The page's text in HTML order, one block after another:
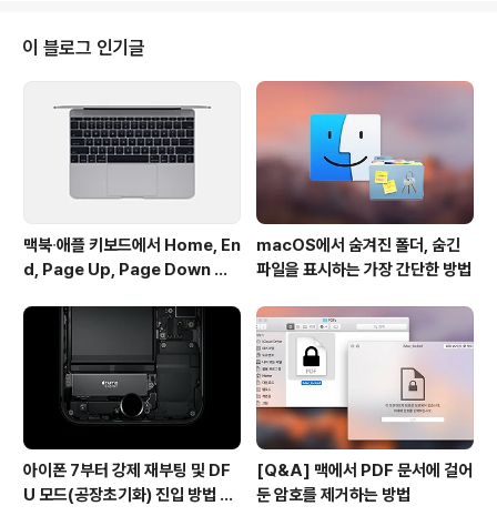
유도합니다. 화면을 둥실둥실 떠다니는 오색찬란한 배너와
어디서부터가 시작이고 어디가 끝인지를 알 수 없는 요상
한 레이아웃 탓에 가독성이 좋을리 만무합니다. 그나마 광
고가 콘텐츠를 가리지 않으면 다행으로 생각해야할 정도입
니다. ▼ 그리고 광고가 아니더라도 웹사이트의 가독성을
떨어뜨리는 요소는 많습니다. 글꼴의 크기가 너무..
이 블로그 인기글
맥북∙애플 키보드에서 Home, En
d, Page Up, Page Down 키
macOS에서 숨겨진 폴더, 숨긴
파일을 표시하는 가장 간단한 방법
아이폰 7부터 강제 재부팅 및 DF
U 모드(공장초기화) 진입 방법 변
[Q&A] 맥에서 PDF 문서에 걸어
둔 암호를 제거하는 방법